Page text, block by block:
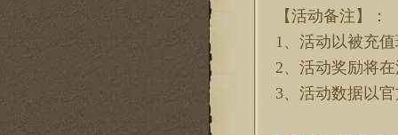
【活动备注】：
1、活动以被充
2、活动奖励将
3、活动数据以